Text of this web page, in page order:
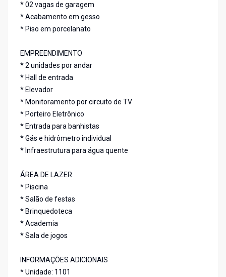
* 02 vagas de garagem
* Acabamento em gesso
* Piso em porcelanato
EMPREENDIMENTO
* 2 unidades por andar
* Hall de entrada
* Elevador
* Monitoramento por circuito de TV
* Porteiro Eletrônico
* Entrada para banhistas
* Gás e hidrômetro individual
* Infraestrutura para água quente
ÁREA DE LAZER
* Piscina
* Salão de festas
* Brinquedoteca
* Academia
* Sala de jogos
INFORMAÇÕES ADICIONAIS
* Unidade: 1101